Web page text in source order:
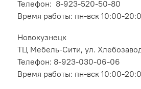
Телефон: 8-923-520-50-80
Время работы: пн-вск 10:00-
Новокузнецк
ТЦ Мебель-Сити, ул.
Телефон: 8-923-030-06-06
Время работы: пн-вск 10:00-